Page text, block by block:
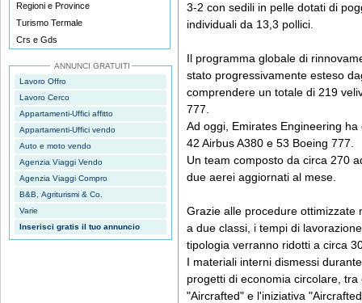
Regioni e Province
Turismo Termale
Crs e Gds
ANNUNCI GRATUITI
Lavoro Offro
Lavoro Cerco
Appartamenti-Uffici affitto
Appartamenti-Uffici vendo
Auto e moto vendo
Agenzia Viaggi Vendo
Agenzia Viaggi Compro
B&B, Agriturismi & Co.
Varie
Inserisci gratis il tuo annuncio
3-2 con sedili in pelle dotati di
individuali da 13,3 pollici.
Il programma globale di
stato progressivamente esteso
comprendere un totale di 219
777.
Ad oggi, Emirates Engineering
42 Airbus A380 e 53 Boeing 777.
Un team composto da circa 270
due aerei aggiornati al mese.
Grazie alle procedure ottimizzate
a due classi, i tempi di
tipologia verranno ridotti a circa
I materiali interni dismessi
progetti di economia circolare,
"Aircrafted" e l'iniziativa